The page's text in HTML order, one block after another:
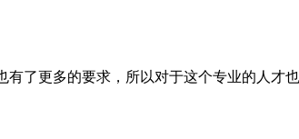
了更多的要求，所以对于这个专业的人才